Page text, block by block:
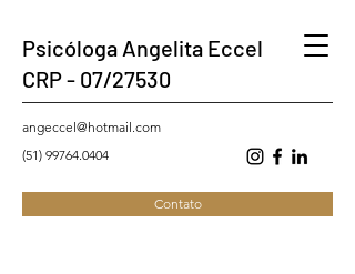
Psicóloga Angelita Eccel
CRP - 07/27530
angeccel@hotmail.com
(51) 99764.0404
Contato